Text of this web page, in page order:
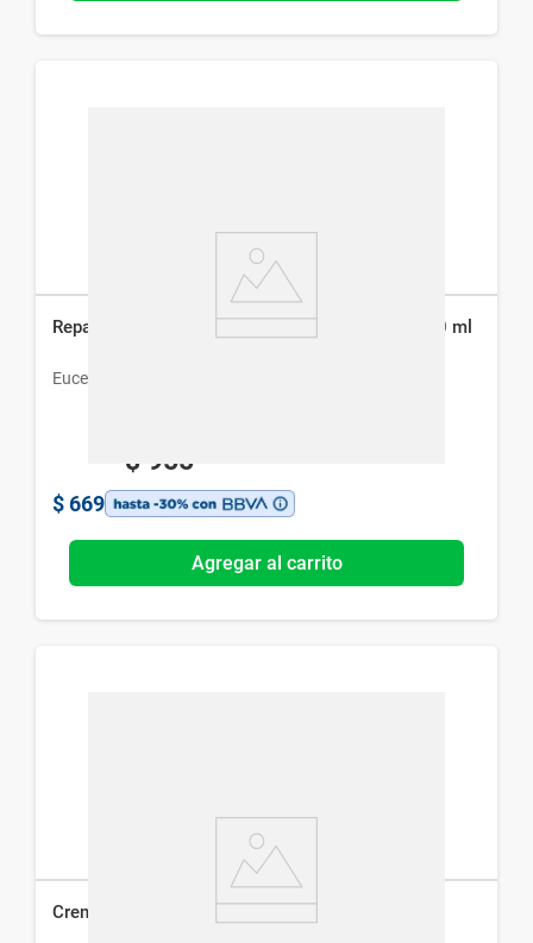
Reparador de Labios Eucerin S.O.S Aquaphor x 10 ml
Eucerin
$ 955
$ 669
Agregar al carrito
Crema Facial CeraVe Creamy Cleanser x 236 ml